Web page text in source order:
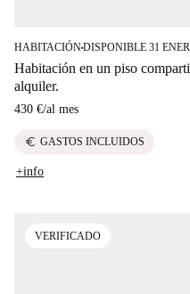
HABITACIÓN■DISPONIBLE 31
Habitación en un piso
alquiler.
430 €/al mes
euro GASTOS INCLUIDOS
+info
VERIFICADO